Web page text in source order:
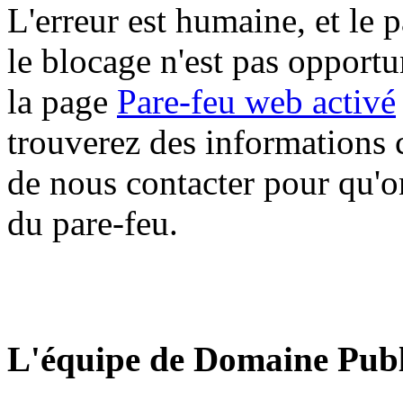
L'erreur est humaine, et le
le blocage n'est pas
la page Pare-feu web activé
trouverez des informations
de nous contacter pour
du pare-feu.
L'équipe de Domaine